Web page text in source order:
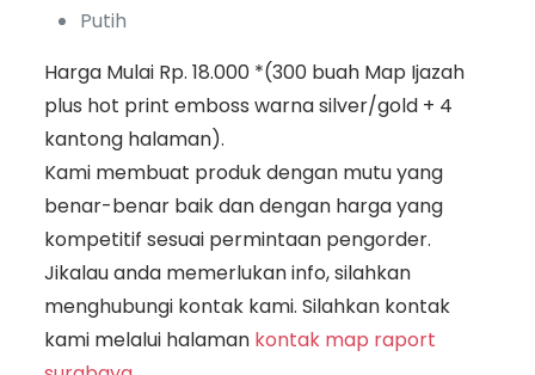
Putih
Harga Mulai Rp. 18.000 *(300 buah Map Ijazah
plus hot print emboss warna silver/gold + 4
kantong halaman).
Kami membuat produk dengan mutu yang
benar-benar baik dan dengan harga yang
kompetitif sesuai permintaan pengorder.
Jikalau anda memerlukan info, silahkan
menghubungi kontak kami. Silahkan kontak
kami melalui halaman kontak map raport